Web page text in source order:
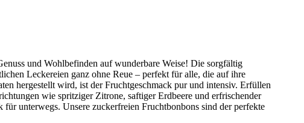
und Wohlbefinden auf wunderbare Weise! Die sorgfältig
Leckereien ganz ohne Reue – perfekt für alle, die auf ihre
hergestellt wird, ist der Fruchtgeschmack pur und intensiv. Erfüllen
wie spritziger Zitrone, saftiger Erdbeere und erfrischender
unterwegs. Unsere zuckerfreien Fruchtbonbons sind der perfekte